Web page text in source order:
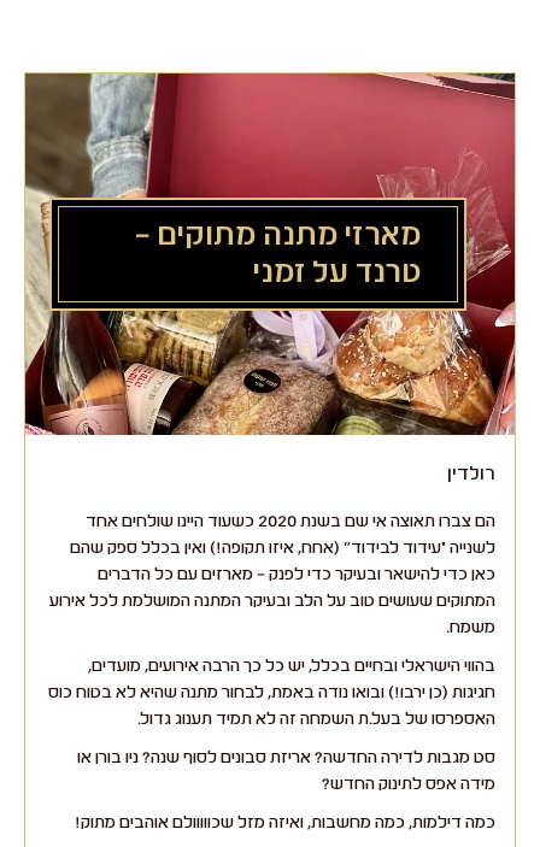
מארזי מתנה מתוקים –
טרנד על זמני
רולדין
הם צברו תאוצה אי שם בשנת 2020 כשעוד היינו שולחים אחד
לשנייה "עידוד לבידוד" (אחח, איזו תקופה!) ואין בכלל ספק שהם
כאן כדי להישאר ובעיקר כדי לפנק – מארזים עם כל הדברים
המתוקים שעושים טוב על הלב ובעיקר המתנה המושלמת לכל אירוע
משמח.
בהווי הישראלי ובחיים בכלל, יש כל כך הרבה אירועים, מועדים,
חגיגות (כן ירבו!) ובואו נודה באמת, לבחור מתנה שהיא לא בטוח כוס
האספרסו של בעל.ת השמחה זה לא תמיד תענוג גדול.
סט מגבות לדירה החדשה? אריזת סבונים לסוף שנה? ניו בורן או
מידה אפס לתינוק החדש?
כמה דילמות, כמה מחשבות, ואיזה מזל שכווווולם אוהבים מתוק!